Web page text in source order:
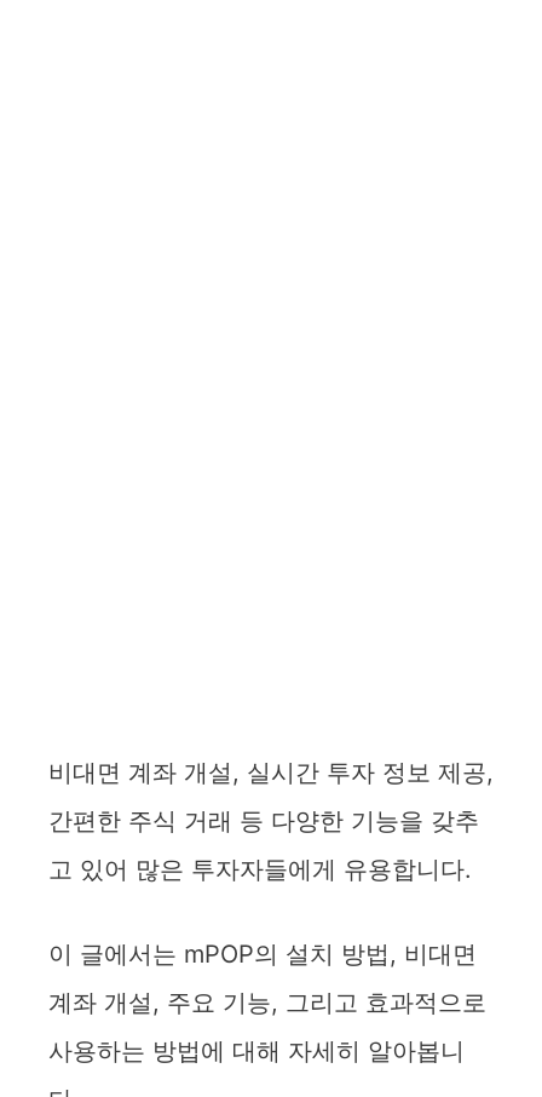
비대면 계좌 개설, 실시간 투자 정보 제공,
간편한 주식 거래 등 다양한 기능을 갖추
고 있어 많은 투자자들에게 유용합니다.
이 글에서는 mPOP의 설치 방법, 비대면
계좌 개설, 주요 기능, 그리고 효과적으로
사용하는 방법에 대해 자세히 알아봅니